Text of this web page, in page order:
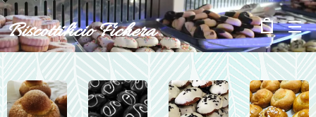
Biscottificio Fichera